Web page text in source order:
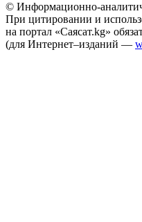
© Информационно-
При цитировании и
на портал «Саясат.kg»
(для Интернет–изданий —